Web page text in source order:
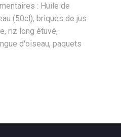
: Huile de
(50cl), briques de jus
riz long étuvé,
d'oiseau, paquets